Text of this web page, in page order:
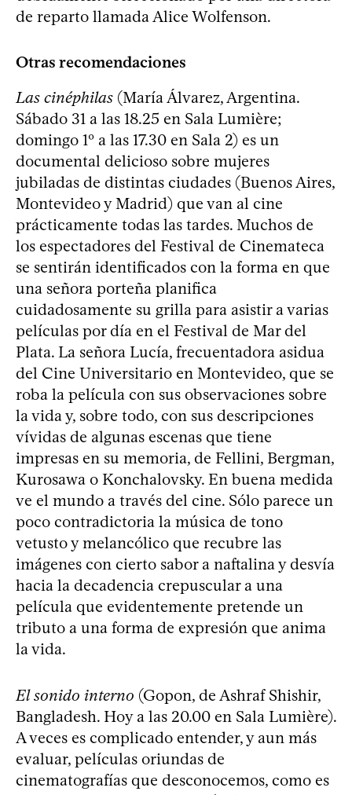
de reparto llamada Alice Wolfenson.
Otras recomendaciones
Las cinéphilas (María Álvarez, Argentina.
Sábado 31 a las 18.25 en Sala Lumière;
domingo 1º a las 17.30 en Sala 2) es un
documental delicioso sobre mujeres
jubiladas de distintas ciudades (Buenos Aires,
Montevideo y Madrid) que van al cine
prácticamente todas las tardes. Muchos de
los espectadores del Festival de Cinemateca
se sentirán identificados con la forma en que
una señora porteña planifica
cuidadosamente su grilla para asistir a varias
películas por día en el Festival de Mar del
Plata. La señora Lucía, frecuentadora asidua
del Cine Universitario en Montevideo, que se
roba la película con sus observaciones sobre
la vida y, sobre todo, con sus descripciones
vívidas de algunas escenas que tiene
impresas en su memoria, de Fellini, Bergman,
Kurosawa o Konchalovsky. En buena medida
ve el mundo a través del cine. Sólo parece un
poco contradictoria la música de tono
vetusto y melancólico que recubre las
imágenes con cierto sabor a naftalina y desvía
hacia la decadencia crepuscular a una
película que evidentemente pretende un
tributo a una forma de expresión que anima
la vida.
El sonido interno (Gopon, de Ashraf Shishir,
Bangladesh. Hoy a las 20.00 en Sala Lumière).
A veces es complicado entender, y aun más
evaluar, películas oriundas de
cinematografías que desconocemos, como es